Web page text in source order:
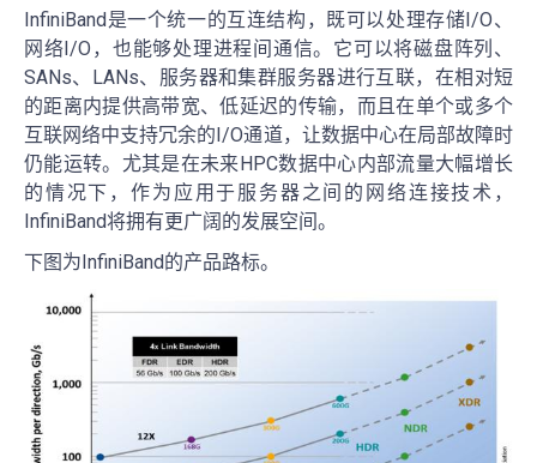
InfiniBand是一个统一的互连结构，既可以处理存储I/O、
网络I/O，也能够处理进程间通信。它可以将磁盘阵列、
SANs、LANs、服务器和集群服务器进行互联，在相对短
的距离内提供高带宽、低延迟的传输，而且在单个或多个
互联网络中支持冗余的I/O通道，让数据中心在局部故障时
仍能运转。尤其是在未来HPC数据中心内部流量大幅增长
的情况下，作为应用于服务器之间的网络连接技术，
InfiniBand将拥有更广阔的发展空间。
下图为InfiniBand的产品路标。